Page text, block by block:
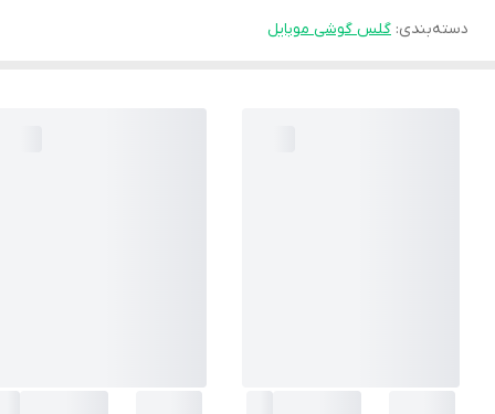
دسته‌بندی: گلس گوشی موبایل